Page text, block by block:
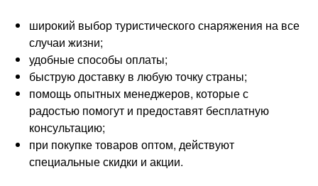
широкий выбор туристического снаряжения на все
случаи жизни;
удобные способы оплаты;
быструю доставку в любую точку страны;
помощь опытных менеджеров, которые с
радостью помогут и предоставят бесплатную
консультацию;
при покупке товаров оптом, действуют
специальные скидки и акции.